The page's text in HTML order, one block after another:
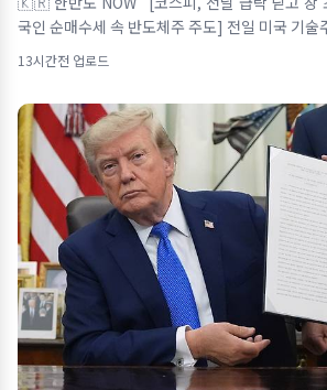
국인 순매수세 속 반도체주 주도] 전일 미국 기술
13시간전 업로드